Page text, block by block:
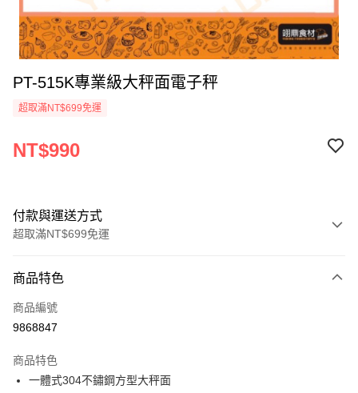
PT-515K專業級大秤面電子秤
超取滿NT$699免運
NT$990
付款與運送方式
超取滿NT$699免運
信用卡一次付款
Apple Pay
運送方式
• 付款後全家取貨
商品特色
商品編號
9868847
商品特色
一體式304不鏽鋼方型大秤面